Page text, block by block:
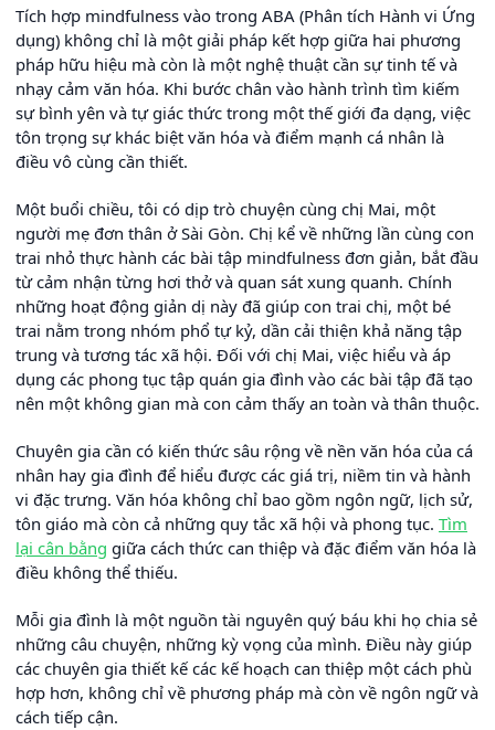
Tích hợp mindfulness vào trong ABA (Phân tích Hành vi Ứng
dụng) không chỉ là một giải pháp kết hợp giữa hai phương
pháp hữu hiệu mà còn là một nghệ thuật cần sự tinh tế và
nhạy cảm văn hóa. Khi bước chân vào hành trình tìm kiếm
sự bình yên và tự giác thức trong một thế giới đa dạng, việc
tôn trọng sự khác biệt văn hóa và điểm mạnh cá nhân là
điều vô cùng cần thiết.
Một buổi chiều, tôi có dịp trò chuyện cùng chị Mai, một
người mẹ đơn thân ở Sài Gòn. Chị kể về những lần cùng con
trai nhỏ thực hành các bài tập mindfulness đơn giản, bắt đầu
từ cảm nhận từng hơi thở và quan sát xung quanh. Chính
những hoạt động giản dị này đã giúp con trai chị, một bé
trai nằm trong nhóm phổ tự kỷ, dần cải thiện khả năng tập
trung và tương tác xã hội. Đối với chị Mai, việc hiểu và áp
dụng các phong tục tập quán gia đình vào các bài tập đã tạo
nên một không gian mà con cảm thấy an toàn và thân thuộc.
Chuyên gia cần có kiến thức sâu rộng về nền văn hóa của cá
nhân hay gia đình để hiểu được các giá trị, niềm tin và hành
vi đặc trưng. Văn hóa không chỉ bao gồm ngôn ngữ, lịch sử,
tôn giáo mà còn cả những quy tắc xã hội và phong tục. Tìm
lại cân bằng giữa cách thức can thiệp và đặc điểm văn hóa là
điều không thể thiếu.
Mỗi gia đình là một nguồn tài nguyên quý báu khi họ chia sẻ
những câu chuyện, những kỳ vọng của mình. Điều này giúp
các chuyên gia thiết kế các kế hoạch can thiệp một cách phù
hợp hơn, không chỉ về phương pháp mà còn về ngôn ngữ và
cách tiếp cận.